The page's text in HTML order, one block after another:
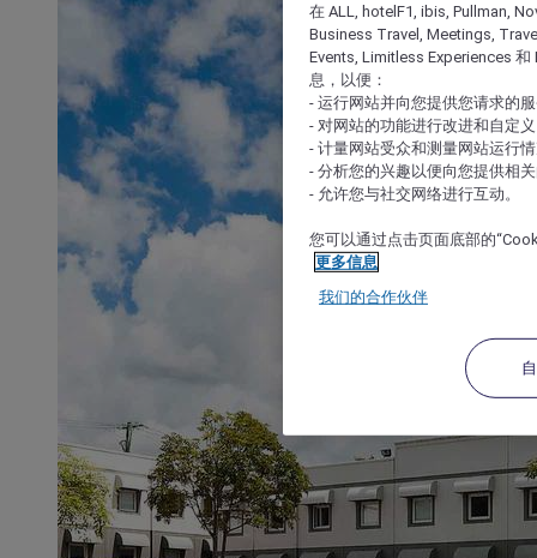
在 ALL, hotelF1, ibis, Pullman,
Business Travel, Meetings,
Events, Limitless Experiences 和
息，以便：
- 运行网站并向您提供您请求的
- 对网站的功能进行改进和自定义
- 计量网站受众和测量网站运行
- 分析您的兴趣以便向您提供相
- 允许您与社交网络进行互动。
您可以通过点击页面底部的
更多信息
我们的合作伙伴